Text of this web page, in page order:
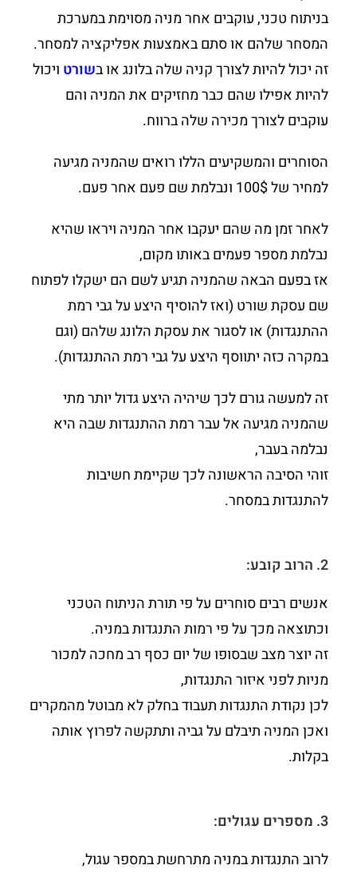
בניתוח טכני, עוקבים אחר מניה מסוימת במערכת
המסחר שלהם או סתם באמצעות אפליקציה למסחר.
זה יכול להיות לצורך קניה שלה בלונג או בשורט ויכול
להיות אפילו שהם כבר מחזיקים את המניה והם
עוקבים לצורך מכירה שלה ברווח.
הסוחרים והמשקיעים הללו רואים שהמניה מגיעה
למחיר של 100$ ונבלמת שם פעם אחר פעם.
לאחר זמן מה שהם יעקבו אחר המניה ויראו שהיא
נבלמת מספר פעמים באותו מקום,
אז בפעם הבאה שהמניה תגיע לשם הם ישקלו לפתוח
שם עסקת שורט (ואז להוסיף היצע על גבי רמת
ההתנגדות) או לסגור את עסקת הלונג שלהם (וגם
במקרה כזה יתווסף היצע על גבי רמת ההתנגדות).
זה למעשה גורם לכך שיהיה היצע גדול יותר מתי
שהמניה מגיעה אל עבר רמת ההתנגדות שבה היא
נבלמה בעבר,
זוהי הסיבה הראשונה לכך שקיימת חשיבות
להתנגדות במסחר.
2. הרוב קובע:
אנשים רבים סוחרים על פי תורת הניתוח הטכני
וכתוצאה מכך על פי רמות התנגדות במניה.
זה יוצר מצב שבסופו של יום כסף רב מחכה למכור
מניות לפני איזור התנגדות,
לכן נקודת התנגדות תעבוד בחלק לא מבוטל מהמקרים
ואכן המניה תיבלם על גביה ותתקשה לפרוץ אותה
בקלות.
3. מספרים עגולים:
לרוב התנגדות במניה מתרחשת במספר עגול,